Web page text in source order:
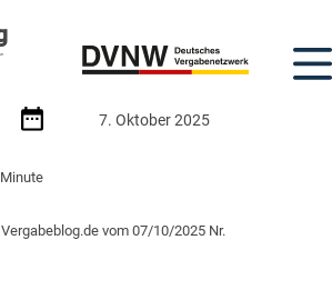
7. Oktober 2025
vom 07/10/2025 Nr.